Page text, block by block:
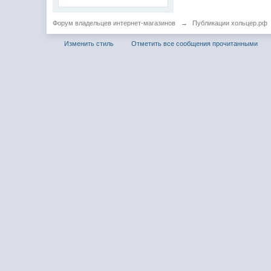
Форум владельцев интернет-магазинов → Публикации хольцер.рф
Изменить стиль Отметить все сообщения прочитанными